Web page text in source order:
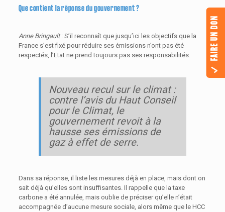
Que contient la réponse du gouvernement ?
Anne Bringault: S’il reconnaît que jusqu’ici les objectifs que la
France s’est fixé pour réduire ses émissions n’ont pas été
respectés, l’Etat ne prend toujours pas ses responsabilités.
Nouveau recul sur le climat :
contre l’avis du Haut Conseil
pour le Climat, le
gouvernement revoit à la
hausse ses émissions de
gaz à effet de serre.
Dans sa réponse, il liste les mesures déjà en place, mais dont on
sait déjà qu’elles sont insuffisantes. Il rappelle que la taxe
carbone a été annulée, mais oublie de préciser qu’elle n’était
accompagnée d’aucune mesure sociale, alors même que le HCC
FAIRE UN DON